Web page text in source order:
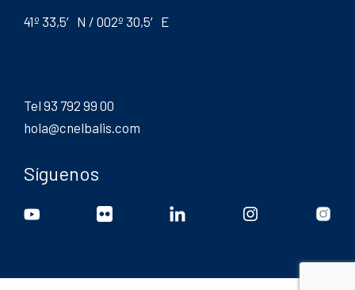
41º 33,5′ N / 002º 30,5′ E
Tel 93 792 99 00
hola@cnelbalis.com
Síguenos